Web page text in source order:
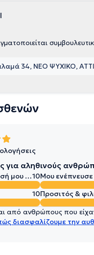
34, ΝΕΟ ΨΥΧΙΚΟ,
για αληθινούς
Διερεύνησε την περίπτωσή μου σε βάθος10Μου
10Προσιτός &
από ανθρώπους που
διασφαλίζουμε την